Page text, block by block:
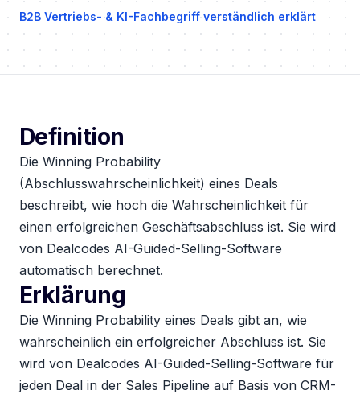
B2B Vertriebs- & KI-Fachbegriff verständlich erklärt
Definition
Die Winning Probability
(Abschlusswahrscheinlichkeit) eines Deals
beschreibt, wie hoch die Wahrscheinlichkeit für
einen erfolgreichen Geschäftsabschluss ist. Sie wird
von Dealcodes AI-Guided-Selling-Software
automatisch berechnet.
Erklärung
Die Winning Probability eines Deals gibt an, wie
wahrscheinlich ein erfolgreicher Abschluss ist. Sie
wird von Dealcodes AI-Guided-Selling-Software für
jeden Deal in der Sales Pipeline auf Basis von CRM-